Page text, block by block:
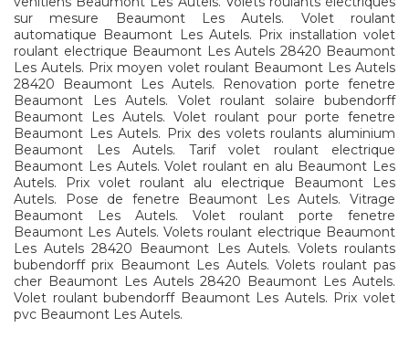
sur mesure Beaumont Les Autels. Volet roulant
automatique Beaumont Les Autels. Prix installation volet
roulant electrique Beaumont Les Autels 28420 Beaumont
Les Autels. Prix moyen volet roulant Beaumont Les Autels
28420 Beaumont Les Autels. Renovation porte fenetre
Beaumont Les Autels. Volet roulant solaire bubendorff
Beaumont Les Autels. Volet roulant pour porte fenetre
Beaumont Les Autels. Prix des volets roulants aluminium
Beaumont Les Autels. Tarif volet roulant electrique
Beaumont Les Autels. Volet roulant en alu Beaumont Les
Autels. Prix volet roulant alu electrique Beaumont Les
Autels. Pose de fenetre Beaumont Les Autels. Vitrage
Beaumont Les Autels. Volet roulant porte fenetre
Beaumont Les Autels. Volets roulant electrique Beaumont
Les Autels 28420 Beaumont Les Autels. Volets roulants
bubendorff prix Beaumont Les Autels. Volets roulant pas
cher Beaumont Les Autels 28420 Beaumont Les Autels.
Volet roulant bubendorff Beaumont Les Autels. Prix volet
pvc Beaumont Les Autels.